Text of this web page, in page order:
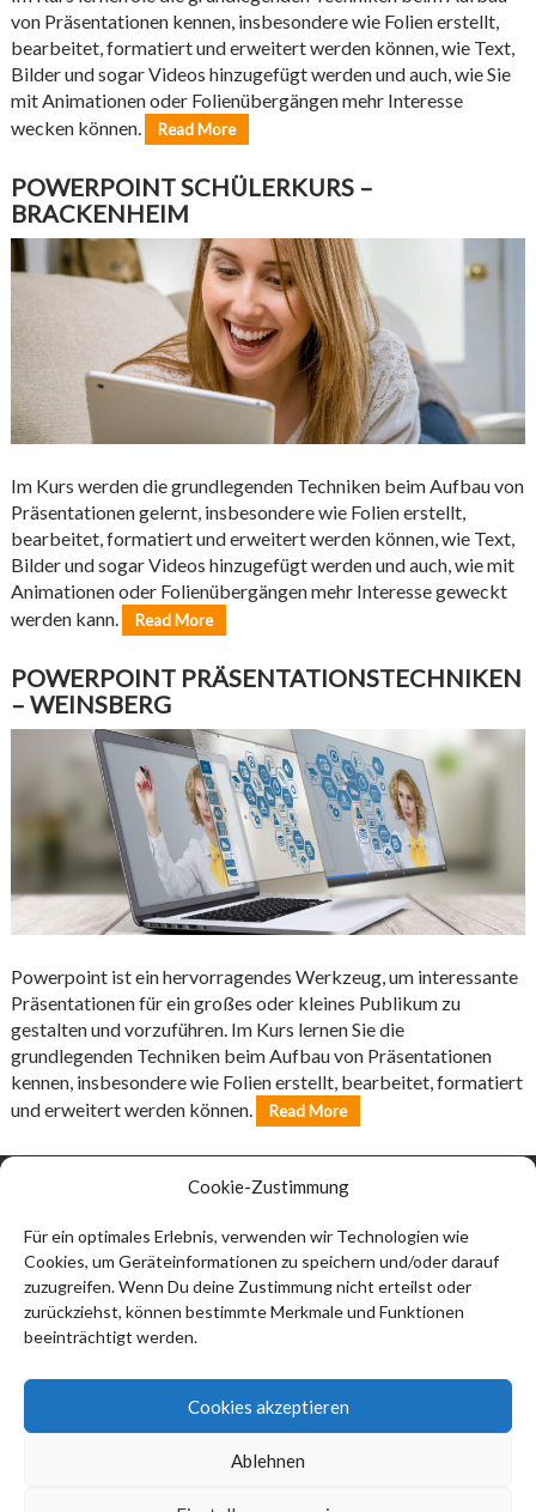
Cookie-Zustimmung
Für ein optimales Erlebnis, verwenden wir Technologien wie
Cookies, um Geräteinformationen zu speichern und/oder darauf
zuzugreifen. Wenn Du deine Zustimmung nicht erteilst oder
zurückziehst, können bestimmte Merkmale und Funktionen
beeinträchtigt werden.
Cookies akzeptieren
Ablehnen
von Präsentationen kennen, insbesondere wie Folien erstellt,
bearbeitet, formatiert und erweitert werden können, wie Text,
Bilder und sogar Videos hinzugefügt werden und auch, wie Sie
mit Animationen oder Folienübergängen mehr Interesse
wecken können.
Read More
POWERPOINT SCHÜLERKURS –
BRACKENHEIM
Im Kurs werden die grundlegenden Techniken beim Aufbau von
Präsentationen gelernt, insbesondere wie Folien erstellt,
bearbeitet, formatiert und erweitert werden können, wie Text,
Bilder und sogar Videos hinzugefügt werden und auch, wie mit
Animationen oder Folienübergängen mehr Interesse geweckt
werden kann.
Read More
POWERPOINT PRÄSENTATIONSTECHNIKEN
– WEINSBERG
Powerpoint ist ein hervorragendes Werkzeug, um interessante
Präsentationen für ein großes oder kleines Publikum zu
gestalten und vorzuführen. Im Kurs lernen Sie die
grundlegenden Techniken beim Aufbau von Präsentationen
kennen, insbesondere wie Folien erstellt, bearbeitet, formatiert
und erweitert werden können.
Read More
Thomas Ströbel
74912 Kirchardt
info@thomas-stroebel.de
Impressum
Datenschutzerklärung (EU)
Cookie-Richtlinie (EU)